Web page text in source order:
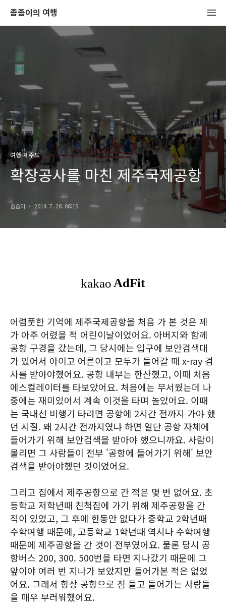
좀좀이의 여행
여행-제주도
확장공사를 마친 제주국제공항
좀좀이 2014. 7. 28. 08:15
어렴풋한 기억에 제주국제공항을 처음 가 본 것은 제
가 아주 어렸을 적 어린이날이었어요. 아버지와 함께
공항 구경을 갔는데, 그 당시에는 입구에 보안검색대
가 있어서 아이고 어른이고 모두가 들어갈 때 x-ray 검
사를 받아야했어요. 공항 내부는 한산했고, 이때 처음
에스컬레이터를 타보았어요. 처음에는 무서웠는데 나
중에는 재미있어서 계속 이것을 타며 놀았어요. 이때
는 국내선 비행기 타려면 공항에 2시간 전까지 가야 했
던 시절. 왜 2시간 전까지였냐 하면 일단 공항 자체에
들어가기 위해 보안검색을 받아야 했으니까요. 사람이
몰리면 그 사람들이 전부 '공항에 들어가기 위해' 보안
검색을 받아야했던 것이었어요.
그리고 집에서 제주공항으로 간 적은 몇 번 없어요. 초
등학교 저학년때 친척집에 가기 위해 제주공항을 간
적이 있었고, 그 후에 한동안 없다가 중학교 2학년때
수학여행 때문에, 고등학교 1학년때 역시나 수학여행
때문에 제주공항을 간 것이 전부였어요. 물론 당시 공
항버스 200, 300. 500번을 타면 지나갔기 때문에 그
앞이야 여러 번 지나가 보았지만 들어가본 적은 없었
어요. 그래서 항상 공항으로 짐 들고 들어가는 사람들
을 매우 부러워했어요.